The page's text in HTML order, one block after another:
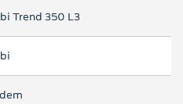
Trend 350 L3